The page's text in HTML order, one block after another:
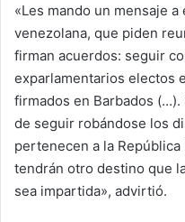
«Les mando un mensaje
venezolana, que piden
firman acuerdos: seguir
exparlamentarios electos
firmados en Barbados
de seguir robándose los
pertenecen a la
tendrán otro destino que
sea impartida», advirtió.